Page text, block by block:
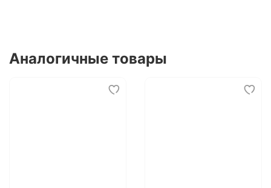
Аналогичные товары